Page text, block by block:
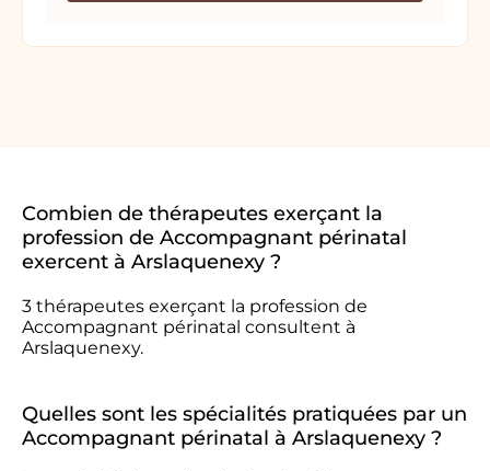
Combien de thérapeutes exerçant la
profession de Accompagnant périnatal
exercent à Arslaquenexy ?
3 thérapeutes exerçant la profession de
Accompagnant périnatal consultent à
Arslaquenexy.
Quelles sont les spécialités pratiquées par un
Accompagnant périnatal à Arslaquenexy ?